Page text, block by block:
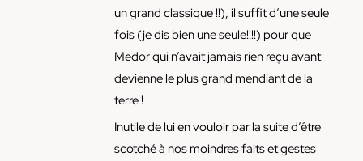
un grand classique !!), il suffit d’une seule
fois (je dis bien une seule!!!!) pour que
Medor qui n’avait jamais rien reçu avant
devienne le plus grand mendiant de la
terre !
Inutile de lui en vouloir par la suite d’être
scotché à nos moindres faits et gestes